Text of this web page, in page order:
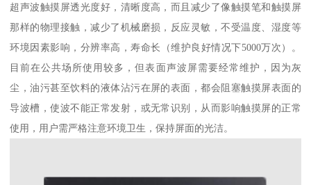
超声波触摸屏透光度好，清晰度高，而且减少了像触摸笔和触摸屏
那样的物理接触，减少了机械磨损，反应灵敏，不受温度、湿度等
环境因素影响，分辨率高，寿命长（维护良好情况下5000万次）。
目前在公共场所使用较多，但表面声波屏需要经常维护，因为灰
尘，油污甚至饮料的液体沾污在屏的表面，都会阻塞触摸屏表面的
导波槽，使波不能正常发射，或无常识别，从而影响触摸屏的正常
使用，用户需严格注意环境卫生，保持屏面的光洁。